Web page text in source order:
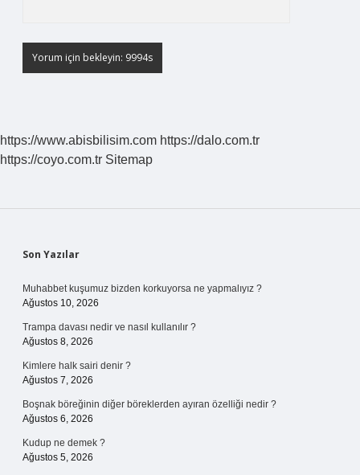
https://www.abisbilisim.com https://dalo.com.tr
https://coyo.com.tr Sitemap
Sidebar
Son Yazılar
Muhabbet kuşumuz bizden korkuyorsa ne yapmalıyız ?
Ağustos 10, 2026
Trampa davası nedir ve nasıl kullanılır ?
Ağustos 8, 2026
Kimlere halk sairi denir ?
Ağustos 7, 2026
Boşnak böreğinin diğer böreklerden ayıran özelliği nedir ?
Ağustos 6, 2026
Kudup ne demek ?
Ağustos 5, 2026